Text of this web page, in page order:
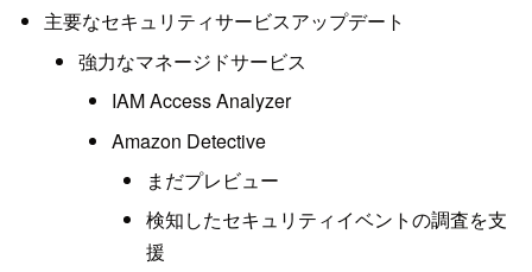
主要なセキュリティサービスアップデート
強力なマネージドサービス
IAM Access Analyzer
Amazon Detective
まだプレビュー
検知したセキュリティイベントの調査を支
援